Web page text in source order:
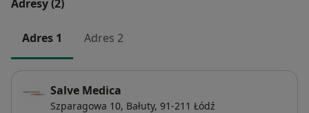
Adresy (2)
Adres 1 Adres 2
Salve Medica
Szparagowa 10, Bałuty, 91-211 Łódź